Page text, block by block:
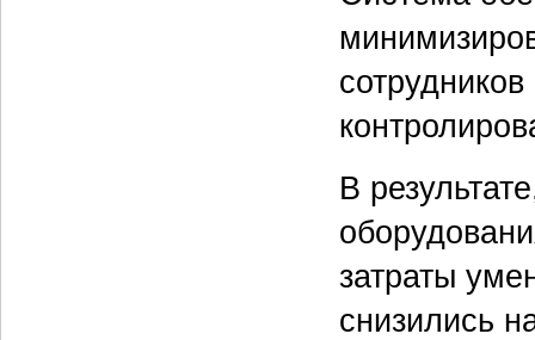
В
затраты
снизились